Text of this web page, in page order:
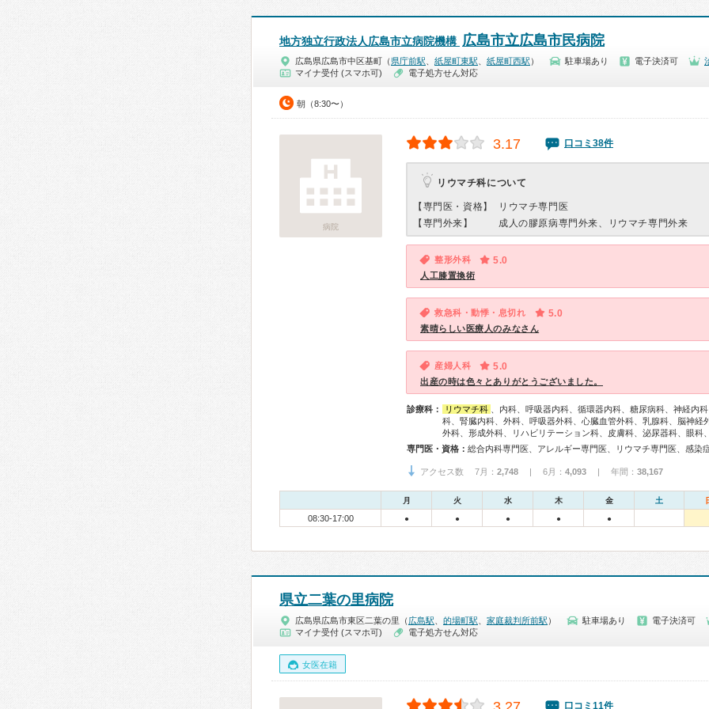
地方独立行政法人広島市立病院機構 広島市立広島市民病院
広島県広島市中区基町（ 県庁前駅 紙屋町東駅 紙屋町西駅 ） 駐車場あり 電子決済可
マイナ受付 (スマホ可)
電子処方せん対応
朝（8:30〜）
病院
3.17 口コミ38件
リウマチ科について
【専門医・資格】
リウマチ専門医
【専門外来】
成人の膠原病専門外来、リウマチ専門外来
整形外科 5.0
人工膝置換術
救急科・動悸・息切れ 5.0
素晴らしい医療人のみなさん
産婦人科 5.0
出産の時は色々とありがとうございました。
診療科： リウマチ科
、内科、呼吸器内科、循環器内科、糖尿病科、神経内
科、腎臓内科、外科、呼吸器外科、心臓血管外科、乳腺科、脳神経
外科、形成外科、リハビリテーション科、皮膚科、泌尿器科、眼科
専門医・資格：
アクセス数 7月： 2,748 | 6月： 4,093 | 年間： 38,167
月 火 水 木 金 土
08:30-17:00 ● ● ● ● ●
県立二葉の里病院
広島県広島市東区二葉の里（ 広島駅 的場町駅 家庭裁判所前駅 ） 駐車場あり
電子決済可
マイナ受付 (スマホ可)
電子処方せん対応
女医在籍
口コミ11件